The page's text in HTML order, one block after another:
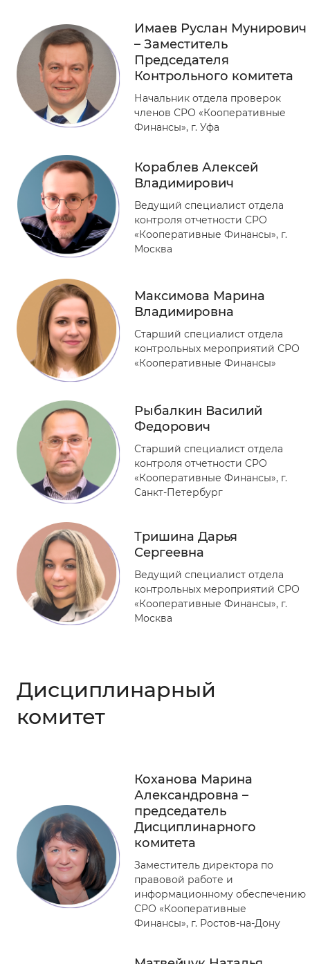
Имаев Руслан Мунирович
– Заместитель
Председателя
Контрольного комитета
Начальник отдела проверок
членов СРО «Кооперативные
Финансы», г. Уфа
Кораблев Алексей
Владимирович
Ведущий специалист отдела
контроля отчетности СРО
«Кооперативные Финансы», г.
Москва
Максимова Марина
Владимировна
Старший специалист отдела
контрольных мероприятий СРО
«Кооперативные Финансы»
Рыбалкин Василий
Федорович
Старший специалист отдела
контроля отчетности СРО
«Кооперативные Финансы», г.
Санкт-Петербург
Тришина Дарья
Сергеевна
Ведущий специалист отдела
контрольных мероприятий СРО
«Кооперативные Финансы», г.
Москва
Дисциплинарный
комитет
Коханова Марина
Александровна –
председатель
Дисциплинарного
комитета
Заместитель директора по
правовой работе и
информационному обеспечению
СРО «Кооперативные
Финансы», г. Ростов-на-Дону